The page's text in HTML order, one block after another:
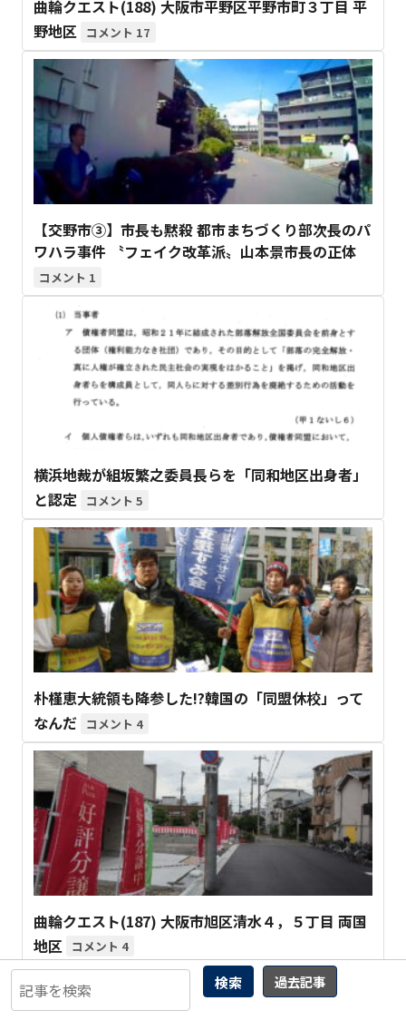
検索 過去記事
曲輪クエスト(188) 大阪市平野区平野市町３丁目 平
野地区
17
【交野市③】市長も黙殺 都市まちづくり部次長のパ
ワハラ事件 〝フェイク改革派〟山本景市長の正体
1
横浜地裁が組坂繁之委員長らを「同和地区出身者」
と認定
5
朴槿恵大統領も降参した!?韓国の「同盟休校」って
なんだ
4
曲輪クエスト(187) 大阪市旭区清水４，５丁目 両国
地区
4